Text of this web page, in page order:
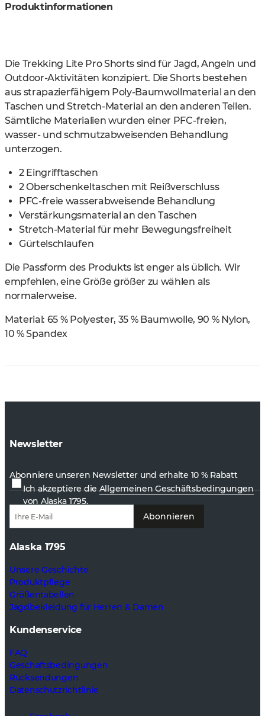
Produktinformationen
Die Trekking Lite Pro Shorts sind für Jagd, Angeln und
Outdoor-Aktivitäten konzipiert. Die Shorts bestehen
aus strapazierfähigem Poly-Baumwollmaterial an den
Taschen und Stretch-Material an den anderen Teilen.
Sämtliche Materialien wurden einer PFC-freien,
wasser- und schmutzabweisenden Behandlung
unterzogen.
2 Eingrifftaschen
2 Oberschenkeltaschen mit Reißverschluss
PFC-freie wasserabweisende Behandlung
Verstärkungsmaterial an den Taschen
Stretch-Material für mehr Bewegungsfreiheit
Gürtelschlaufen
Die Passform des Produkts ist enger als üblich. Wir
empfehlen, eine Größe größer zu wählen als
normalerweise.
Material: 65 % Polyester, 35 % Baumwolle, 90 % Nylon,
10 % Spandex
Newsletter
Abonniere unseren Newsletter und erhalte 10 % Rabatt
Ich akzeptiere dieAllgemeinen Geschäftsbedingungen
von Alaska 1795.
Abonnieren
Alaska 1795
Unsere Geschichte
Produktpflege
Größentabellen
Jagdbekleidung für Herren & Damen
Kundenservice
FAQ
Geschaftsbedingungen
Rücksendungen
Datenschutzrichtlinie